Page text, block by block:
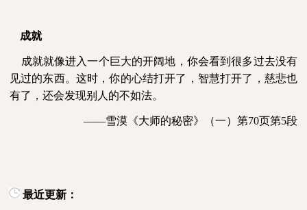
成就
成就就像进入一个巨大的开阔地，你会看到很多过去没有
见过的东西。这时，你的心结打开了，智慧打开了，慈悲也
有了，还会发现别人的不如法。
——雪漠《大师的秘密》（一）第70页第5段
最近更新：